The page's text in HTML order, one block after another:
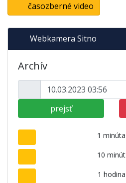
časozberné video
Webkamera Sitno
Archív
prejsť
1 minúta
10 minút
1 hodina